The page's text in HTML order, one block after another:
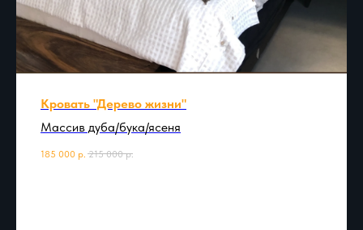
Кровать "Дерево жизни"
Массив дуба/бука/ясеня
185 000 р. 215 000 р.